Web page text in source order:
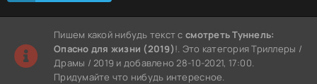
Пишем какой нибудь текст ссмотреть Туннель:
Опасно для жизни (2019)!. Это категория Триллеры /
Драмы / 2019 и добавлено 28-10-2021, 17:00.
Придумайте что нибудь интересное.